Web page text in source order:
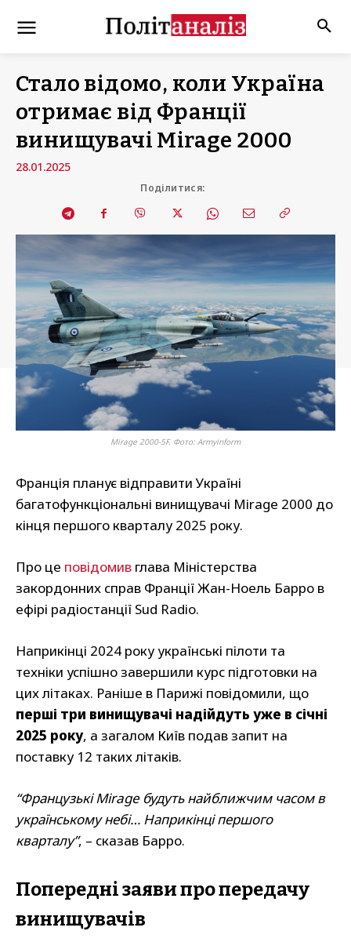
Стало відомо, коли Україна
отримає від Франції
винищувачі Mirage 2000
28.01.2025
Поділитися:
Mirage 2000-5F. Фото: Armyinform
Франція планує відправити Україні
багатофункціональні винищувачі Mirage 2000 до
кінця першого кварталу 2025 року.
Про це повідомив глава Міністерства
закордонних справ Франції Жан-Ноель Барро в
ефірі радіостанції Sud Radio.
Наприкінці 2024 року українські пілоти та
техніки успішно завершили курс підготовки на
цих літаках. Раніше в Парижі повідомили, що
перші три винищувачі надійдуть уже в січні
2025 року, а загалом Київ подав запит на
поставку 12 таких літаків.
“Французькі Mirage будуть найближчим часом в
українському небі… Наприкінці першого
кварталу”, – сказав Барро.
Попередні заяви про передачу
винищувачів